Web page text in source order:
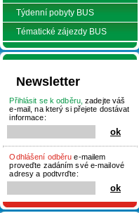
Týdenní pobyty BUS
Tématické zájezdy BUS
Newsletter
Přihlásit se k odběru, zadejte váš
e-mail, na který si přejete dostávat
informace:
Odhlášení odběru e-mailem
proveďte zadáním své e-mailové
adresy a podtvrďte: